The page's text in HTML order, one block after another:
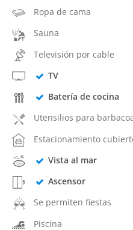
Ropa de cama
Sauna
Televisión por cable
TV
Batería de cocina
Utensilios para
Estacionamiento
Vista al mar
Ascensor
Se permiten fiestas
Piscina